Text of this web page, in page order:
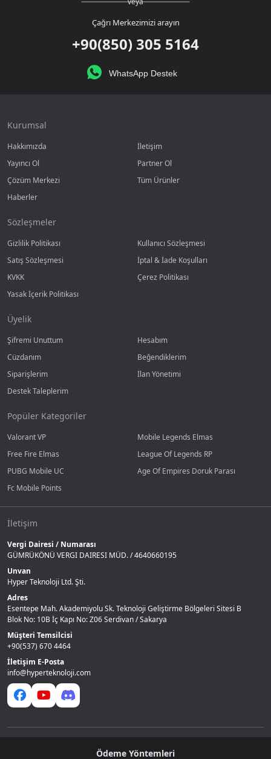
Çağrı Merkezimizi arayın
+90(850) 305 5164
WhatsApp Destek
Kurumsal
Hakkımızda
İletişim
Yayıncı Ol
Partner Ol
Çözüm Merkezi
Tüm Ürünler
Haberler
Sözleşmeler
Gizlilik Politikası
Kullanıcı Sözleşmesi
Satış Sözleşmesi
İptal & İade Koşulları
KVKK
Çerez Politikası
Yasak İçerik Politikası
Üyelik
Şifremi Unuttum
Hesabım
Cüzdanım
Beğendiklerim
Siparişlerim
İlan Yönetimi
Destek Taleplerim
Popüler Kategoriler
Valorant VP
Mobile Legends Elmas
Free Fire Elmas
League Of Legends RP
PUBG Mobile UC
Age Of Empires Doruk Parası
Fc Mobile Points
İletişim
Vergi Dairesi / Numarası
GÜMRÜKÖNÜ VERGI DAIRESI MÜD. / 4640660195
Unvan
Hyper Teknoloji Ltd. Şti.
Adres
Esentepe Mah. Akademiyolu Sk. Teknoloji Geliştirme Bölgeleri Sitesi B
Blok No: 10B İç Kapı No: Z06 Serdivan / Sakarya
Müşteri Temsilcisi
+90(537) 670 4464
İletişim E-Posta
info@hyperteknoloji.com
Ödeme Yöntemleri